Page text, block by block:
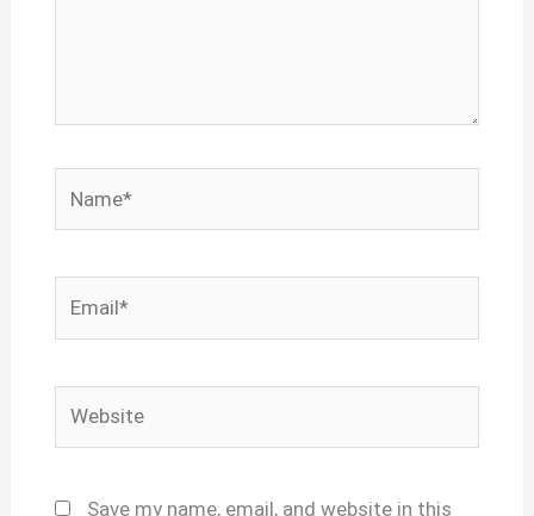
Save my name, email, and website in this